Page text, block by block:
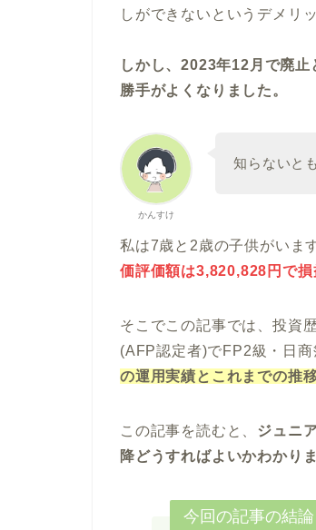
しができないというデメリ
しかし、2023年12月で廃
勝手がよくなりました。
かんすけ
知らないと
私は7歳と2歳の子供がいま
価評価額は3,820,828円 で損
そこでこの記事では、投資
(AFP認定者)でFP2級・日
の運用実績とこれまでの推
この記事を読むと、 ジュニ
降どうすればよいかわかりま
今回の記事の結論